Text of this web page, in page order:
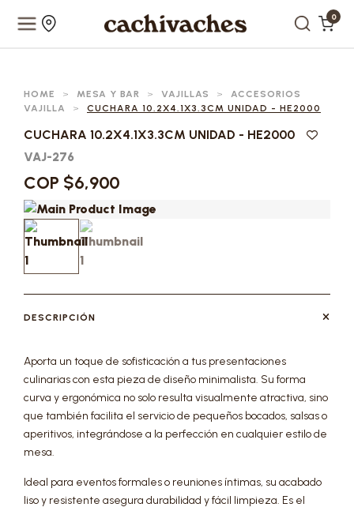
0
HOME > MESA Y BAR > VAJILLAS >
ACCESORIOS
VAJILLA
> CUCHARA 10.2X4.1X3.3CM UNIDAD - HE2000
CUCHARA 10.2X4.1X3.3CM UNIDAD - HE2000
VAJ-276
COP $6,900
DESCRIPCIÓN
Aporta un toque de sofisticación a tus presentaciones
culinarias con esta pieza de diseño minimalista. Su forma
curva y ergonómica no solo resulta visualmente atractiva, sino
que también facilita el servicio de pequeños bocados, salsas o
aperitivos, integrándose a la perfección en cualquier estilo de
mesa.
Ideal para eventos formales o reuniones íntimas, su acabado
liso y resistente asegura durabilidad y fácil limpieza. Es el